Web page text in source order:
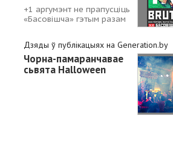
+1 аргумэнт не прапусціць
«Басовішча» гэтым разам
Дзяды ў публікацыях на Generation.by
Чорна-памаранчавае
сьвята Halloween